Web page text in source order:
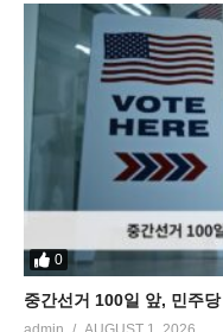
0
중간선거 100일 앞, 민주